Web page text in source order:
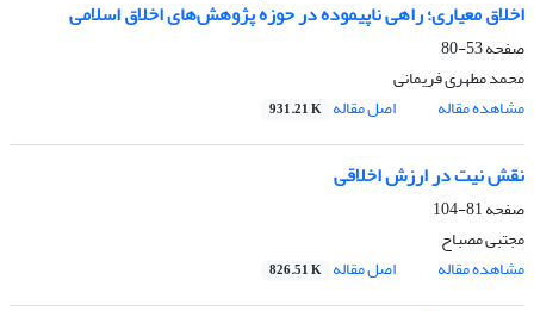
اخلاق معیاری؛ راهی ناپیموده در حوزهٔ پژوهش‌های اخلاق اسلامی
صفحه53-80
محمد مطهری فریمانی
مشاهده مقاله
اصل مقاله 931.21 K
نقش نیت در ارزش اخلاقی
صفحه81-104
مجتبی مصباح
مشاهده مقاله
اصل مقاله 826.51 K